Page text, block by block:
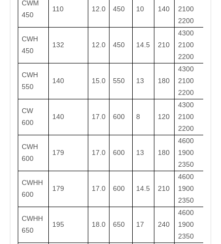
CWM
450
110 12.0 450 10 140
2100 *
2200
CWH
450
132 12.0 450 14.5 210
4300 *
2100 *
2200
CWH
550
140 15.0 550 13 180
4300 *
2100 *
2200
CW
600
140 17.0 600 8 120
4300 *
2100 *
2200
CWH
600
179 17.0 600 13 180
4600 *
1900 *
2350
CWHH
600
179 17.0 600 14.5 210
4600 *
1900 *
2350
CWHH
650
195 18.0 650 17 240
4600 *
1900 *
2350